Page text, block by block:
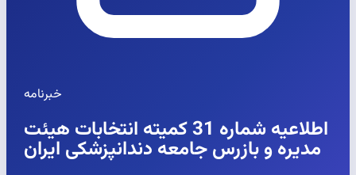
خبرنامه
اطلاعیه شماره 31 کمیته انتخابات هیئت
مدیره و بازرس جامعه دندانپزشکی ایران